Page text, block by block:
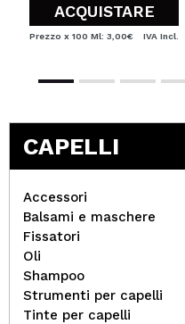
ACQUISTARE
Prezzo x 100 Ml: 3,00€ IVA Incl.
CAPELLI
Accessori
Balsami e maschere
Fissatori
Oli
Shampoo
Strumenti per capelli
Tinte per capelli